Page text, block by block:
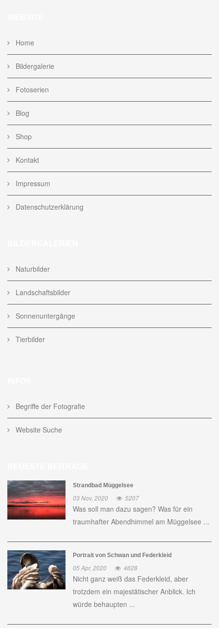
Home
Bildergalerie
Fotoserien
Blog
Shop
Kontakt
Impressum
Datenschutzerklärung
Naturbilder
Landschaftsbilder
Sonnenuntergänge
Tierbilder
Begriffe der Fotografie
Website Suche
Strandbad Müggelsee
03 Nov, 2020 5207
Was soll man dazu sagen? Was für ein
traumhafter Abendhimmel am Müggelsee ...
Portrait von Schwan und Federkleid
05 Apr, 2020 4628
Nicht ganz weiß das Federkleid, aber
trotzdem ein majestätischer Anblick. Ich
würde behaupten ...